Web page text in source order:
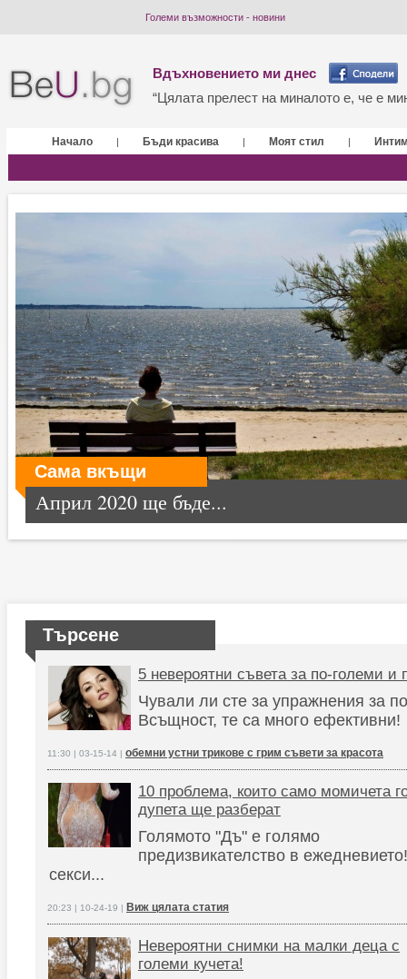
Големи възможности - новини
Вдъхновението ми днес
“Цялата прелест на миналото е, че е
Начало | Бъди красива | Моят стил |
Сама вкъщи
Април 2020 ще бъде...
Търсене
5 невероятни съвета за по-големи и
Чували ли сте за упражнения за
Всъщност, те са много ефективни!
11:30 | 03-15-14 | обемни устни трикове с грим съвети за красота
10 проблема, които само момичета
дупета ще разберат
Голямото "Дъ" е голямо
предизвикателство в
секси...
20:23 | 10-24-19 | Виж цялата статия
Невероятни снимки на малки деца с
големи кучета!